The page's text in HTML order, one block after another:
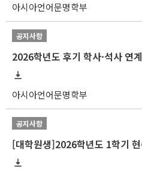
아시아언어문명학부
공지사항
2026학년도 후기 학사·석사 연
아시아언어문명학부
공지사항